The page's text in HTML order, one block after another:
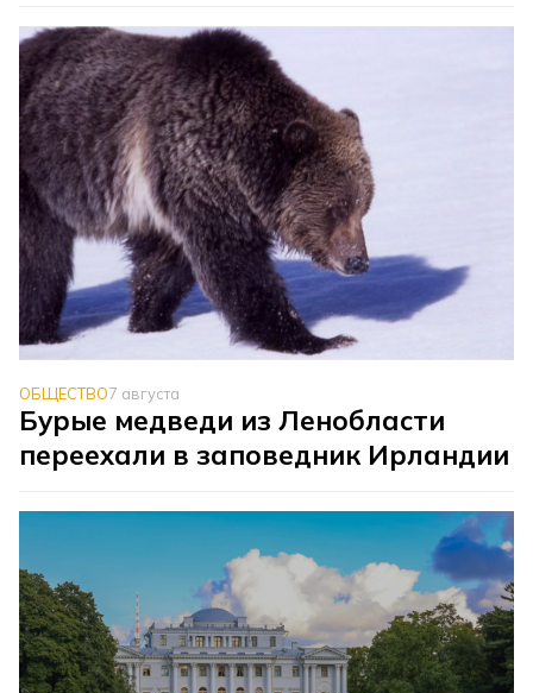
ОБЩЕСТВО7 августа
Бурые медведи из Ленобласти
переехали в заповедник Ирландии